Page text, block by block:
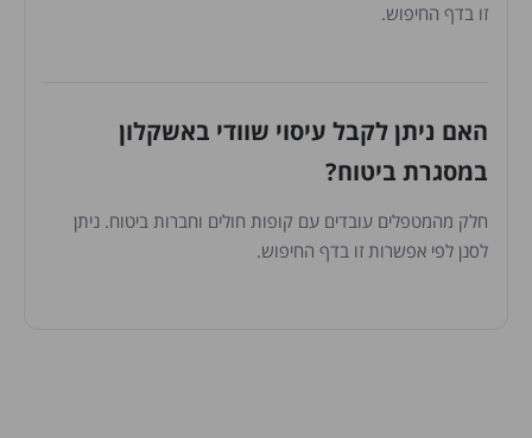
זו בדף החיפוש.
האם ניתן לקבל עיסוי שוודי באשקלון
במסגרת ביטוח?
חלק מהמטפלים עובדים עם קופות חולים וחברות ביטוח. ניתן
לסנן לפי אפשרות זו בדף החיפוש.